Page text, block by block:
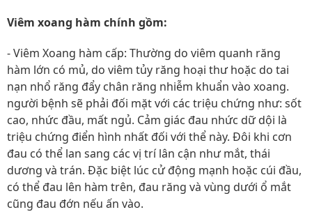
Viêm xoang hàm chính gồm:
- Viêm Xoang hàm cấp: Thường do viêm quanh răng
hàm lớn có mủ, do viêm tủy răng hoại thư hoặc do tai
nạn nhổ răng đẩy chân răng nhiễm khuẩn vào xoang.
người bệnh sẽ phải đối mặt với các triệu chứng như: sốt
cao, nhức đầu, mất ngủ. Cảm giác đau nhức dữ dội là
triệu chứng điển hình nhất đối với thể này. Đôi khi cơn
đau có thể lan sang các vị trí lân cận như mắt, thái
dương và trán. Đặc biệt lúc cử động mạnh hoặc cúi đầu,
có thể đau lên hàm trên, đau răng và vùng dưới ổ mắt
cũng đau đớn nếu ấn vào.